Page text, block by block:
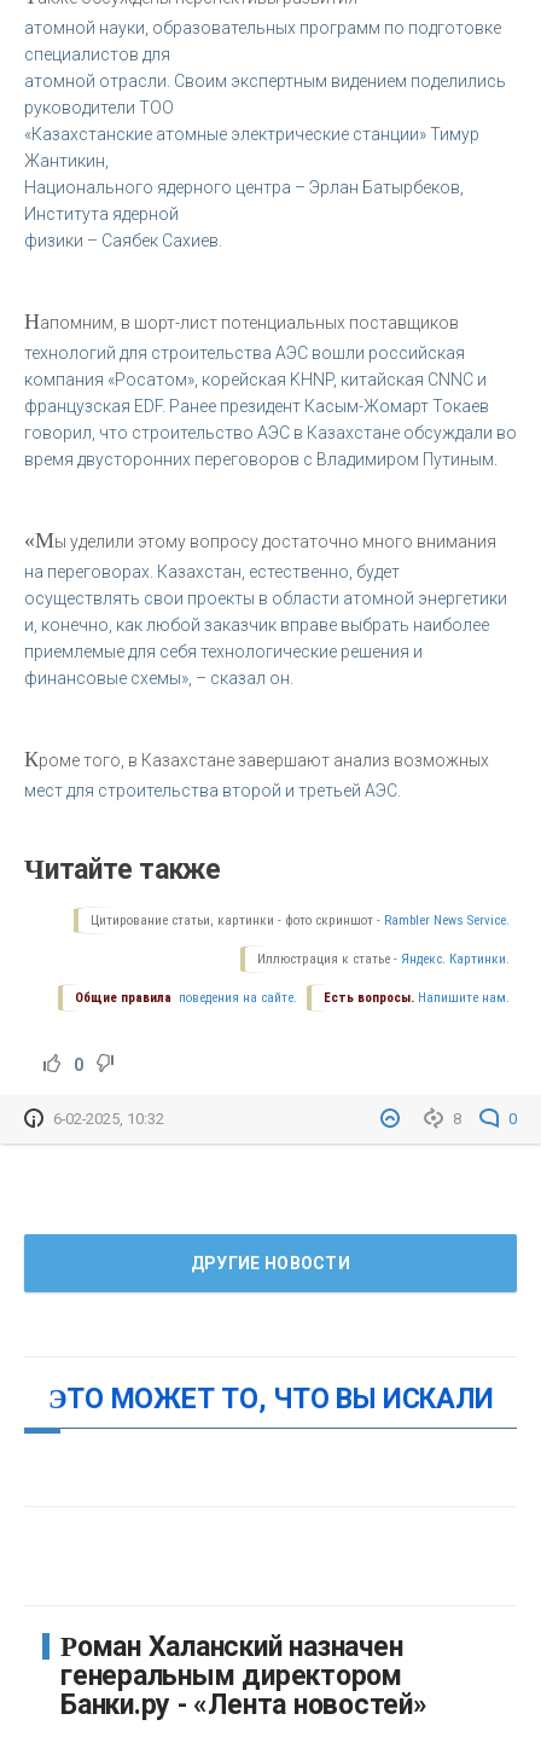
атомной науки, образовательных программ по подготовке
специалистов для
атомной отрасли. Своим экспертным видением поделились
руководители ТОО
«Казахстанские атомные электрические станции» Тимур
Жантикин,
Национального ядерного центра – Эрлан Батырбеков,
Института ядерной
физики – Саябек Сахиев.
Напомним, в шорт-лист потенциальных поставщиков
технологий для строительства АЭС вошли российская
компания «Росатом», корейская KHNP, китайская CNNC и
французская EDF. Ранее президент Касым-Жомарт Токаев
говорил, что строительство АЭС в Казахстане обсуждали во
время двусторонних переговоров с Владимиром Путиным.
«Мы уделили этому вопросу достаточно много внимания
на переговорах. Казахстан, естественно, будет
осуществлять свои проекты в области атомной энергетики
и, конечно, как любой заказчик вправе выбрать наиболее
приемлемые для себя технологические решения и
финансовые схемы», – сказал он.
Кроме того, в Казахстане завершают анализ возможных
мест для строительства второй и третьей АЭС.
Читайте также
Цитирование статьи, картинки - фото скриншот - Rambler News Service.
Иллюстрация к статье - Яндекс. Картинки.
Есть вопросы. Напишите нам.
Общие правила поведения на сайте.
0
8 0
6-02-2025, 10:32
ДРУГИЕ НОВОСТИ
ЭТО МОЖЕТ ТО, ЧТО ВЫ ИСКАЛИ
Роман Халанский назначен
генеральным директором
Банки.ру - «Лента новостей»